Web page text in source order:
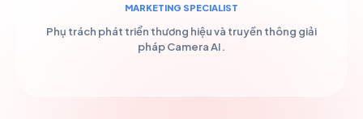
MARKETING SPECIALIST
Phụ trách phát triển thương hiệu và truyền thông giải
pháp Camera AI.